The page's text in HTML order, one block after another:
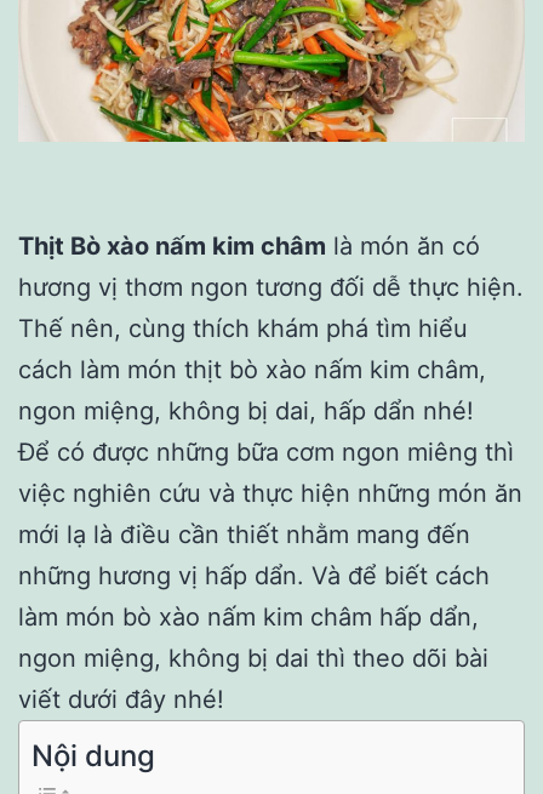
Thịt Bò xào nấm kim châm là món ăn có
hương vị thơm ngon tương đối dễ thực hiện.
Thế nên, cùng thích khám phá tìm hiểu
cách làm món thịt bò xào nấm kim châm,
ngon miệng, không bị dai, hấp dẩn nhé!
Để có được những bữa cơm ngon miêng thì
việc nghiên cứu và thực hiện những món ăn
mới lạ là điều cần thiết nhằm mang đến
những hương vị hấp dẩn. Và để biết cách
làm món bò xào nấm kim châm hấp dẩn,
ngon miệng, không bị dai thì theo dõi bài
viết dưới đây nhé!
Nội dung